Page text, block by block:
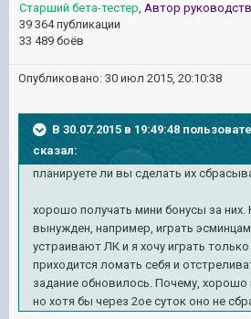
Старший бета-тестер, Автор руководств
39 364 публикации
33 489 боёв
Опубликовано: 30 июл 2015, 20:10:38
В 30.07.2015 в 19:49:48
сказал:
планируете ли вы сделать их
хорошо получать мини бонусы за них.
вынужден, например, играть
устраивают ЛК и я хочу играть
приходится ломать себя и
задание обновилось. Почему, хорошо
но хотя бы через 2ое суток оно не